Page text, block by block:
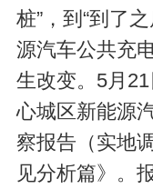
桩”，到“到了
源汽车公共充
生改变。5月
心城区新能源
察报告（实地
见分析篇》。